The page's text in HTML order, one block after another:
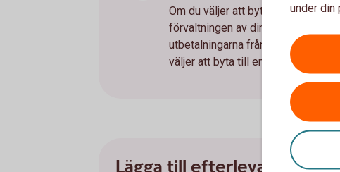
Om du väljer att byta till en
förvaltningen av din pension.
utbetalningarna från
väljer att byta till en traditionell
Lägga till
under din